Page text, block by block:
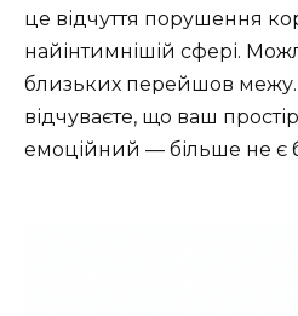
це відчуття порушення
найінтимнішій сфері.
близьких перейшов межу.
відчуваєте, що ваш
емоційний — більше не є